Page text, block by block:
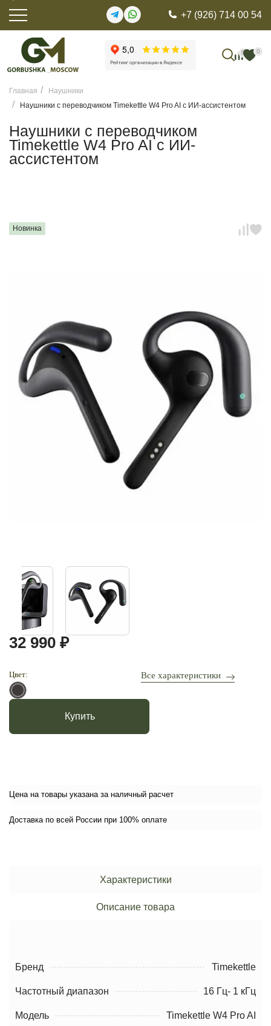
+7 (926) 714 00 54
0 0
Главная
Наушники
Наушники с переводчиком Timekettle W4 Pro AI c ИИ-ассистентом
Наушники с переводчиком
Timekettle W4 Pro AI c ИИ-
ассистентом
Новинка
32 990 ₽
Цвет: Все характеристики
Купить
Цена на товары указана за наличный расчет
Доставка по всей России при 100% оплате
Характеристики
Описание товара
Бренд Timekettle
Частотный диапазон 16 Гц- 1 кГц
Модель Timekettle W4 Pro AI